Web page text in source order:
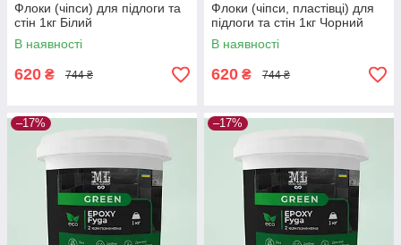
Флоки (чіпси) для підлоги та
стін 1кг Білий
В наявності
620 ₴ 744 ₴
Флоки (чіпси, пластівці) для
підлоги та стін 1кг Чорний
В наявності
620 ₴ 744 ₴
–17% –17%